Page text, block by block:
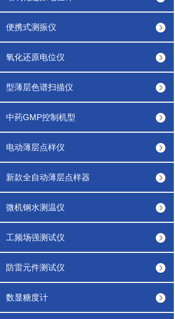
便携式测振仪
氧化还原电位仪
型薄层色谱扫描仪
中药GMP控制机型
电动薄层点样仪
新款全自动薄层点样器
微机钢水测温仪
工频场强测试仪
防雷元件测试仪
数显糖度计